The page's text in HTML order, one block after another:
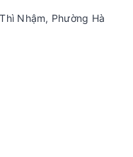
Nhậm, Phường Hà